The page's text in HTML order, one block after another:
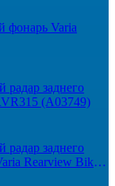
фонарь Varia
радар заднего
(A03749)
радар заднего
Rearview Bike